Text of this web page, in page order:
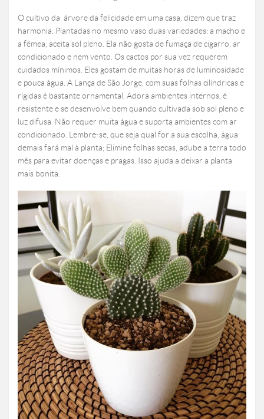
O cultivo da árvore da felicidade em uma casa, dizem que traz
harmonia. Plantadas no mesmo vaso duas variedades: a macho e
a fêmea, aceita sol pleno. Ela não gosta de fumaça de cigarro, ar
condicionado e nem vento. Os cactos por sua vez requerem
cuidados mínimos. Eles gostam de muitas horas de luminosidade
e pouca água. A Lança de São Jorge, com suas folhas cilíndricas e
rígidas é bastante ornamental. Adora ambientes internos, é
resistente e se desenvolve bem quando cultivada sob sol pleno e
luz difusa. Não requer muita água e suporta ambientes com ar
condicionado. Lembre-se, que seja qual for a sua escolha, água
demais fará mal à planta; Elimine folhas secas, adube a terra todo
mês para evitar doenças e pragas. Isso ajuda a deixar a planta
mais bonita.